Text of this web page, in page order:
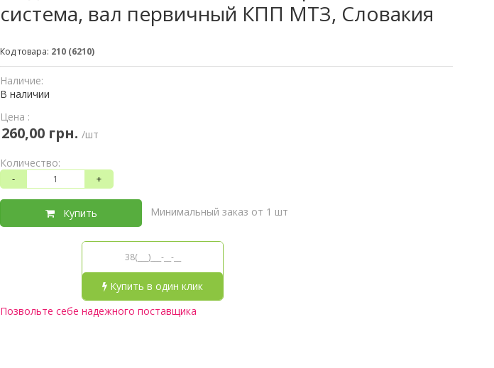
система, вал первичный КПП МТЗ, Словакия
Код товара: 210 (6210)
Наличие:
В наличии
Цена :
260,00 грн. /шт
Количество:
- +
Купить Минимальный заказ от 1 шт
Купить в один клик
Позвольте себе надежного поставщика